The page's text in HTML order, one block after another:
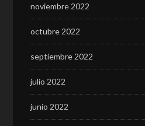
noviembre 2022
octubre 2022
septiembre 2022
julio 2022
junio 2022